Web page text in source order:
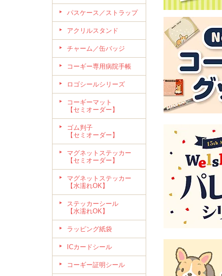
パスケース／ストラップ
アクリルスタンド
チャーム／缶バッジ
コーギー専用病院手帳
ロゴシールシリーズ
コーギーマット
【セミオーダー】
ゴム判子
【セミオーダー】
マグネットステッカー
【セミオーダー】
マグネットステッカー
【水濡れOK】
ステッカーシール
【水濡れOK】
ラッピング紙袋
ICカードシール
コーギー証明シール